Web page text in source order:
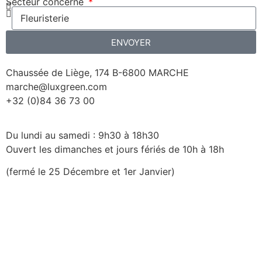
ENVOYER
Chaussée de Liège, 174 B-6800 MARCHE
marche@luxgreen.com
+32 (0)84 36 73 00
Du lundi au samedi : 9h30 à 18h30
Ouvert les dimanches et jours fériés de 10h à 18h
(fermé le 25 Décembre et 1er Janvier)